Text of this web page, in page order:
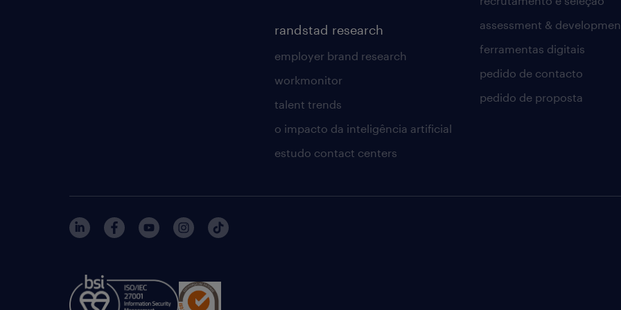
randstad research
employer brand research
workmonitor
talent trends
o impacto da inteligência artificial
estudo contact centers
assessment &
ferramentas digitais
pedido de contacto
pedido de proposta